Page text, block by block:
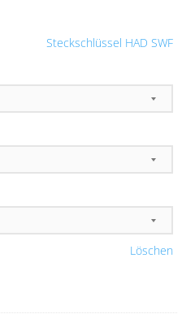
Steckschlüssel HAD SWF
Löschen